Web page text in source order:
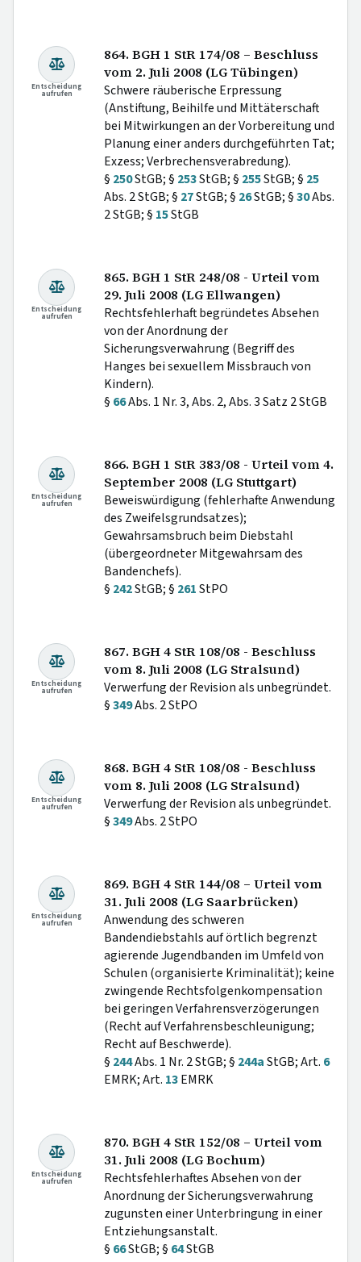
Entscheidung
aufrufen
864. BGH 1 StR 174/08 – Beschluss
vom 2. Juli 2008 (LG Tübingen)
Schwere räuberische Erpressung
(Anstiftung, Beihilfe und Mittäterschaft
bei Mitwirkungen an der Vorbereitung und
Planung einer anders durchgeführten Tat;
Exzess; Verbrechensverabredung).
§ 250StGB; § 253StGB; § 255StGB; § 25
Abs. 2 StGB; § 27StGB; § 26StGB; §30Abs.
2 StGB; § 15StGB
Entscheidung
aufrufen
865. BGH 1 StR 248/08 - Urteil vom
29. Juli 2008 (LG Ellwangen)
Rechtsfehlerhaft begründetes Absehen
von der Anordnung der
Sicherungsverwahrung (Begriff des
Hanges bei sexuellem Missbrauch von
Kindern).
§ 66Abs. 1 Nr. 3, Abs. 2, Abs. 3 Satz 2 StGB
Entscheidung
aufrufen
866. BGH 1 StR 383/08 - Urteil vom 4.
September 2008 (LG Stuttgart)
Beweiswürdigung (fehlerhafte Anwendung
des Zweifelsgrundsatzes);
Gewahrsamsbruch beim Diebstahl
(übergeordneter Mitgewahrsam des
Bandenchefs).
§ 242StGB; § 261StPO
Entscheidung
aufrufen
867. BGH 4 StR 108/08 - Beschluss
vom 8. Juli 2008 (LG Stralsund)
Verwerfung der Revision als unbegründet.
§349Abs. 2 StPO
Entscheidung
aufrufen
868. BGH 4 StR 108/08 - Beschluss
vom 8. Juli 2008 (LG Stralsund)
Verwerfung der Revision als unbegründet.
§349Abs. 2 StPO
Entscheidung
aufrufen
869. BGH 4 StR 144/08 – Urteil vom
31. Juli 2008 (LG Saarbrücken)
Anwendung des schweren
Bandendiebstahls auf örtlich begrenzt
agierende Jugendbanden im Umfeld von
Schulen (organisierte Kriminalität); keine
zwingende Rechtsfolgenkompensation
bei geringen Verfahrensverzögerungen
(Recht auf Verfahrensbeschleunigung;
Recht auf Beschwerde).
§ 244Abs. 1 Nr. 2 StGB; § 244aStGB; Art. 6
EMRK; Art. 13EMRK
Entscheidung
aufrufen
870. BGH 4 StR 152/08 – Urteil vom
31. Juli 2008 (LG Bochum)
Rechtsfehlerhaftes Absehen von der
Anordnung der Sicherungsverwahrung
zugunsten einer Unterbringung in einer
Entziehungsanstalt.
§ 66StGB; § 64StGB